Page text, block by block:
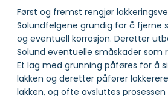
Først og fremst rengjør
Solundfelgene grundig for å fjerne
og eventuell korrosjon. Deretter
Solund eventuelle småskader som
Et lag med grunning påføres for å
lakken og deretter påfører
lakken, og ofte avsluttes